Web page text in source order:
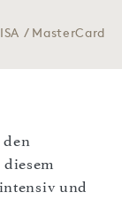
/ MasterCard
und